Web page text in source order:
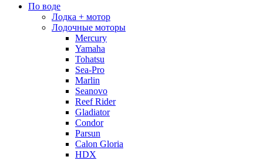
По воде
Лодка + мотор
Лодочные моторы
Mercury
Yamaha
Tohatsu
Sea-Pro
Marlin
Seanovo
Reef Rider
Gladiator
Condor
Parsun
Calon Gloria
HDX